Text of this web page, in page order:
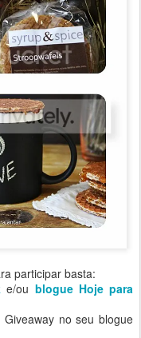
participar basta:
e/ou blogue Hoje para
no seu blogue